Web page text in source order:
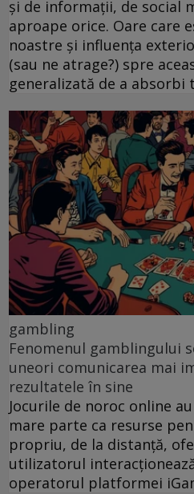
și de informații, de social
aproape orice. Oare care
noastre și influența
(sau ne atrage?) spre
generalizată de a absorbi
gambling
Fenomenul gamblingului
uneori comunicarea mai
rezultatele în sine
Jocurile de noroc online
mare parte ca resurse
propriu, de la distanță,
utilizatorul
operatorul platformei